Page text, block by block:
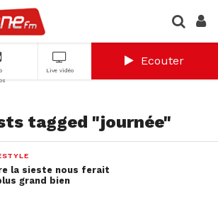
Live vidéo
Ecouter
tagged "journée"
la sieste nous ferait
grand bien